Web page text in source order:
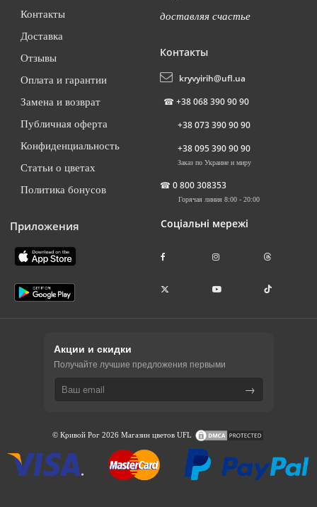
Контакты
Доставка
Отзывы
Оплата и гарантии
Замена и возврат
Публичная оферта
Конфиденциальность
Статьи о цветах
Политика бонусов
Приложения
доставляя счастье
Контакты
kryvyirih@ufl.ua
☎ +38 068 390 90 90
+38 073 390 90 90
+38 095 390 90 90
Заказ по Украине и миру
☎ 0 800 308353
Горячая линия 8:00 - 20:00
Соціальні мережі
Акции и скидки
Получайте лучшие предложения первыми
→
© Кривой Рог 2026 Магазин цветов UFL